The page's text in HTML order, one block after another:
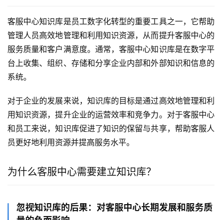
客服中心知识库是员工数字化转型的重要工具之一，它帮助
管理人员高效地管理和利用知识资源，从而提升客服中心的
服务质量和客户满意度。通常，客服中心知识库是在数字平
台上收集、组织、存储和分享企业内部和外部知识和信息的
系统。
对于企业的发展来说，知识库的目标是通过高效地管理和利
用知识资源，提升企业的运营效率和竞争力。对于客服中心
和员工来说，知识库促进了知识的保留与共享，帮助客服人
员更好地利用资源并提高服务水平。
为什么客服中心需要建立知识库？
忽视知识库的后果：对客服中心长期发展和服务质